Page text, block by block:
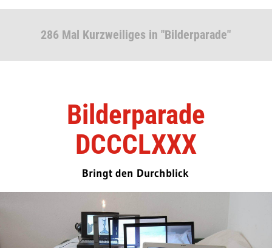
286 Mal Kurzweiliges in "Bilderparade"
Bilderparade
DCCCLXXX
Bringt den Durchblick